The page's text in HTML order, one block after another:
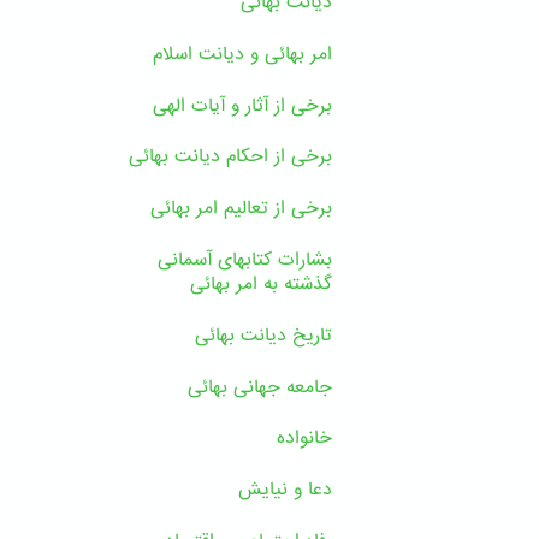
امر بهائی و دیانت اسلام
برخی از آثار و آیات الهی
برخی از احکام دیانت بهائی
برخی از تعالیم امر بهائی
بشارات کتابهای آسمانی
گذشته به امر بهائی
تاریخ دیانت بهائی
جامعه جهانی بهائی
خانواده
دعا و نیایش